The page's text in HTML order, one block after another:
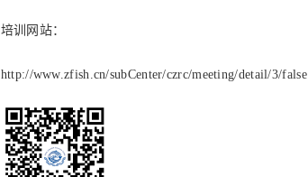
培训网站：
http://www.zfish.cn/subCenter/czrc/meeting/detail/3/false